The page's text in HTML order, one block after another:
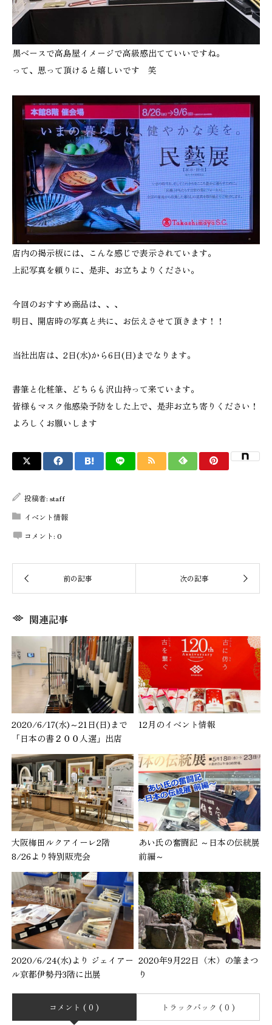
黒ベースで高島屋イメージで高級感出てていいですね。
って、思って頂けると嬉しいです 笑
店内の掲示板には、こんな感じで表示されています。
上記写真を頼りに、是非、お立ちよりください。
今回のおすすめ商品は、、、
明日、開店時の写真と共に、お伝えさせて頂きます！！
当社出店は、2日(水)から6日(日)までなります。
書筆と化粧筆、どちらも沢山持って来ています。
皆様もマスク他感染予防をした上で、是非お立ち寄りください！
よろしくお願いします
投稿者: staff
イベント情報
コメント: 0
関連記事
2020/6/17(水)～21日(日)まで
「日本の書２００人選」出店
12月のイベント情報
大阪梅田ルクアイーレ2階
8/26より特別販売会
あい氏の奮闘記 ～日本の伝統展
前編～
2020/6/24(水)より ジェイアー
ル京都伊勢丹3階に出展
2020年9月22日（木）の筆まつ
り
コメント ( 0 ) トラックバック ( 0 )